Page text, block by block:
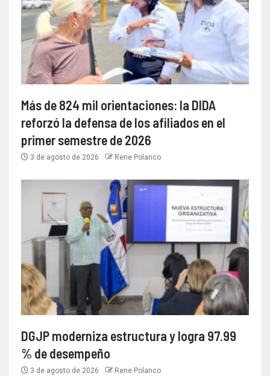
Más de 824 mil orientaciones: la DIDA
reforzó la defensa de los afiliados en el
primer semestre de 2026
3 de agosto de 2026 Rene Polanco
DGJP moderniza estructura y logra 97.99
% de desempeño
3 de agosto de 2026 Rene Polanco